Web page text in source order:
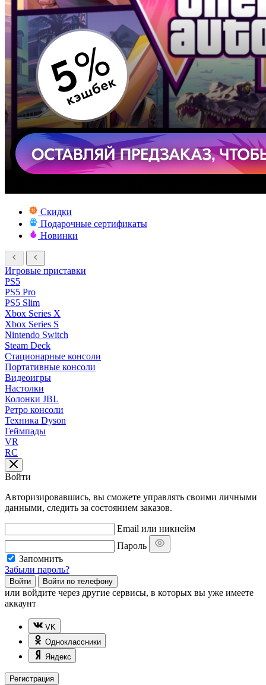
Скидки
Подарочные сертификаты
Новинки
Игровые приставки
PS5
PS5 Pro
PS5 Slim
Xbox Series X
Xbox Series S
Nintendo Switch
Steam Deck
Стационарные консоли
Портативные консоли
Видеоигры
Настолки
Колонки JBL
Ретро консоли
Техника Dyson
Геймпады
VR
RC
Войти
Авторизировавшись, вы сможете управлять своими личными
данными, следить за состоянием заказов.
Email или никнейм
Пароль
Запомнить
Забыли пароль?
Войти Войти по телефону
или войдите через другие сервисы, в которых вы уже имеете
аккаунт
VK
Одноклассники
Яндекс
Регистрация